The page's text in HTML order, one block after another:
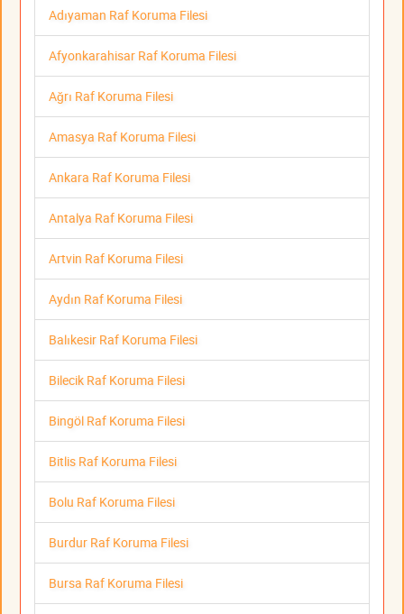
Adıyaman Raf Koruma Filesi
Afyonkarahisar Raf Koruma Filesi
Ağrı Raf Koruma Filesi
Amasya Raf Koruma Filesi
Ankara Raf Koruma Filesi
Antalya Raf Koruma Filesi
Artvin Raf Koruma Filesi
Aydın Raf Koruma Filesi
Balıkesir Raf Koruma Filesi
Bilecik Raf Koruma Filesi
Bingöl Raf Koruma Filesi
Bitlis Raf Koruma Filesi
Bolu Raf Koruma Filesi
Burdur Raf Koruma Filesi
Bursa Raf Koruma Filesi